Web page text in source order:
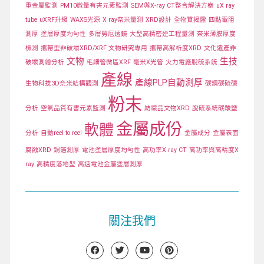
重金屬監測 PM10微量有害元素監測 SEM與X-ray CT整合解決方案 uX ray
tube uXRF升級 WAXS光源 X ray奈米量測 XRD設計 全物質揭露 四點電阻
測厚 塗層厚度均勻性 多層勞厄透鏡 大型高精密逆工程量測 奈米薄膜厚度
檢測 攜帶型非破壞XRD/XRF 文物研究專用 攜帶高解析度XRD 文化遺產非
破壞測繪分析 文物 毛細管微區XRF 毫米X光管 火力電廠脫硫系統 生技
生物科技3D奈米結構觀測 產線 產線PLP自動測厚 碳鋼碳硫磷
分析 空氣品質有害元素監測 粉末 紡織品文物XRD 脫硫系統碳酸鹽
分析 自動reel to reel 軟體 金屬成份 金屬成分 金屬表面
腐蝕XRD 銅箔測厚 電池塗層厚度均勻性 高功率X ray CT 高功率與高精度X
ray 高精度落地型 高速電池金屬塗層測厚
關注我們